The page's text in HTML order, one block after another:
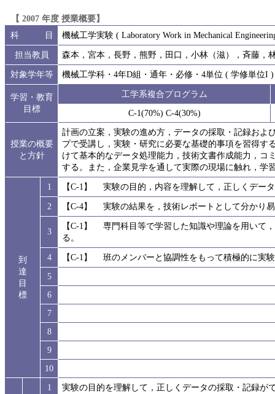
【 2007 年度 授業概要】
科 目
機械工学実験 ( Laboratory Work in Mechanical
担当教員
森本，宮本，長野，熊野，田口，小林（滋），斉藤，
対象学年等
機械工学科・4年D組・通年・必修・4単位 ( 学修単位I )
学習・教育
目標
工学系複合プログラム
C-1(70%) C-4(30%)
授業の概要
と方針
計画の立案，実験の進め方，データの採取・記録およ
プで受講し，実験・研究に必要な基礎的事項を習得
けて基本的なデータ処理能力，技術文書作成能力，
する。また，企業見学を通して実際の現場に触れ，学
到
達
目
標
1
【C-1】 実験の目的，内容を理解して，正しくデー
2
【C-4】 実験の結果を，技術レポートとして分かり
3
【C-1】 専門科目等で学習した知識や理論を用いて
る。
4
【C-1】 班のメンバーと協調性をもって積極的に実
5
6
7
8
9
10
1
実験の目的を理解して，正しくデータの採取・記録が